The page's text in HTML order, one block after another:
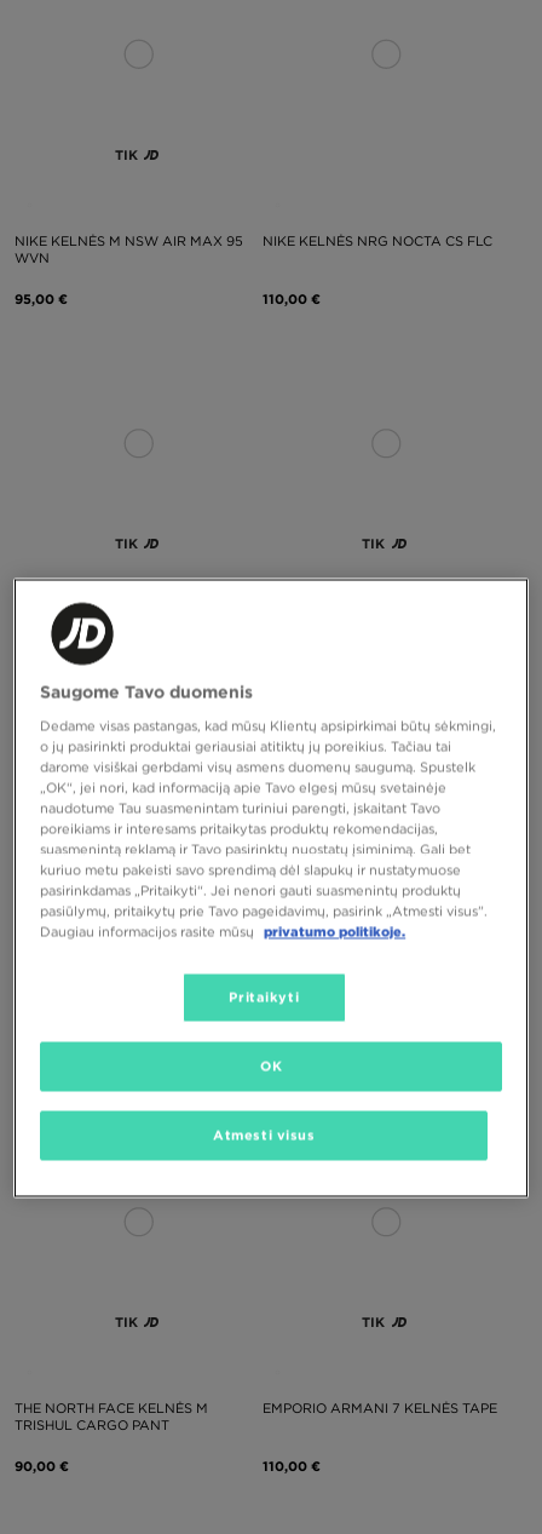
TIK
NIKE KELNĖS M NSW AIR MAX 95
WVN
95,00 €
NIKE KELNĖS NRG NOCTA CS FLC
110,00 €
TIK
NIKE KELNĖS NSW CLUB DT
55,00 €
TIK
REEBOK KELNĖS WITHERS
TIK
THE NORTH FACE KELNĖS M NEW
85,00 €
TIK
THE NORTH FACE KELNĖS M
TRISHUL CARGO PANT
90,00 €
TIK
EMPORIO ARMANI 7 KELNĖS TAPE
110,00 €
Saugome Tavo duomenis
Dedame visas pastangas, kad mūsų Klientų apsipirkimai būtų sėkmingi,
o jų pasirinkti produktai geriausiai atitiktų jų poreikius. Tačiau tai
darome visiškai gerbdami visų asmens duomenų saugumą. Spustelk
„OK“, jei nori, kad informaciją apie Tavo elgesį mūsų svetainėje
naudotume Tau suasmenintam turiniui parengti, įskaitant Tavo
poreikiams ir interesams pritaikytas produktų rekomendacijas,
suasmenintą reklamą ir Tavo pasirinktų nuostatų įsiminimą. Gali bet
kuriuo metu pakeisti savo sprendimą dėl slapukų ir nustatymuose
pasirinkdamas „Pritaikyti“. Jei nenori gauti suasmenintų produktų
pasiūlymų, pritaikytų prie Tavo pageidavimų, pasirink „Atmesti visus”.
Daugiau informacijos rasite mūsų
privatumo politikoje.
Pritaikyti
Atmesti visus
OK